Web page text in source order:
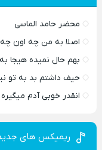
محضر حامد الماسی
اصلا به من چه اون
بهم حال نمیده هیجا
حیف داشتم بد به تو
انقدر خوبی آدم
ریمیکس های